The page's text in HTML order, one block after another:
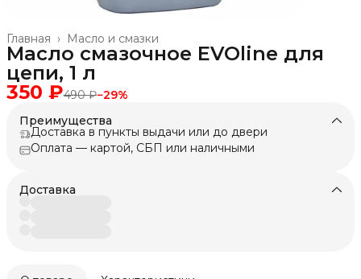
Масло и смазки
Главная ›
Масло смазочное EVOline для
цепи, 1 л
350 ₽490 ₽−29%
Преимущества
Доставка в пункты выдачи или до двери
Оплата — картой, СБП или наличными
Доставка